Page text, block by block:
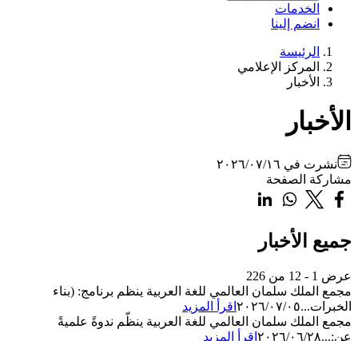
الخدمات
انضم إلينا
الرئيسة
المركز الإعلامي
الأخبار
الأخبار
نشرت في ٢٠٢٦/٠٧/١٦
مشاركة الصفحة
جميع الأخبار
عرض 1 - 12 من 226
مجمع الملك سلمان العالمي للغة العربية ينظم برنامج: (بناء
الخبرات...٢٠٢٦/٠٧/٠٥ اقرأ المزيد
مجمع الملك سلمان العالمي للغة العربية ينظّم ندوةً علميةً
عن:...٢٠٢٦/٠٦/٢٨ اقرأ المزيد